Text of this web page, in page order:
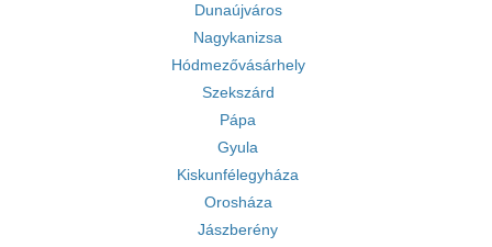
Dunaújváros
Nagykanizsa
Hódmezővásárhely
Szekszárd
Pápa
Gyula
Kiskunfélegyháza
Orosháza
Jászberény